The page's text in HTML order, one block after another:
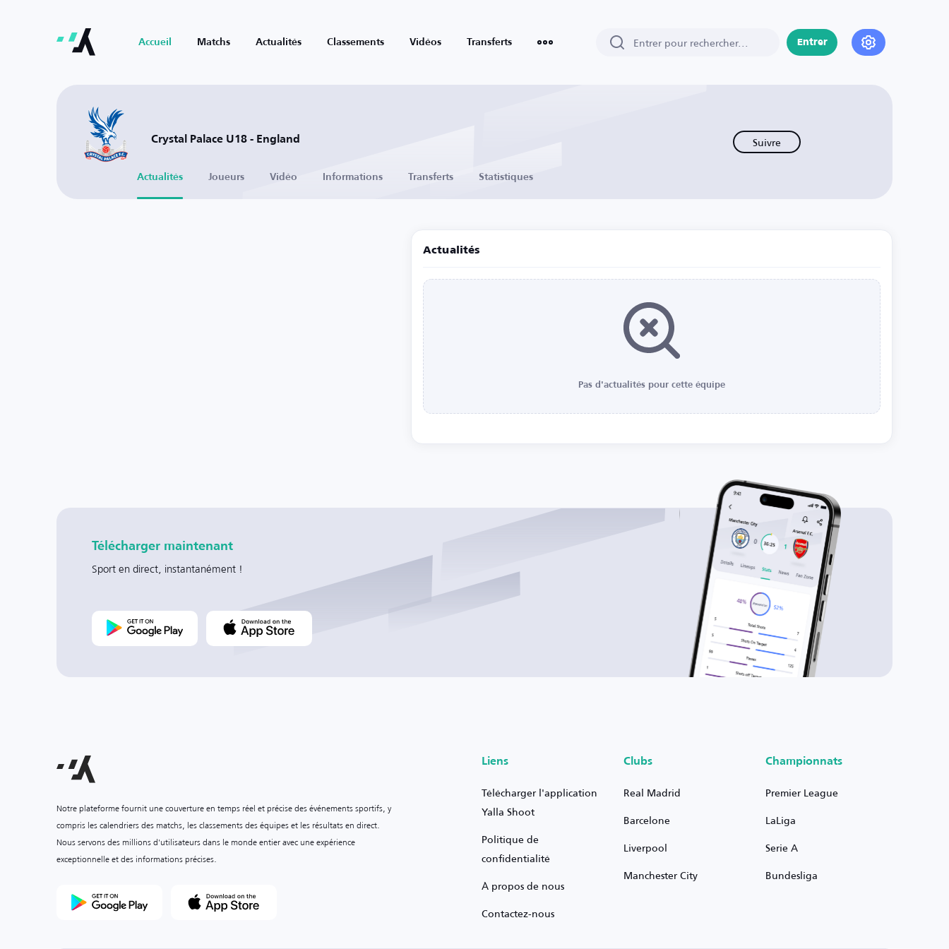
Accueil Matchs Actualités Classements Vidéos Transferts Entrer
Crystal Palace U18 - England Suivre
Actualités Joueurs Vidéo Informations Transferts Statistiques
Actualités
Pas d'actualités pour cette équipe
Télécharger maintenant
Sport en direct, instantanément !
Notre plateforme fournit une couverture en temps réel et précise des événements sportifs, y
compris les calendriers des matchs, les classements des équipes et les résultats en direct.
Nous servons des millions d'utilisateurs dans le monde entier avec une expérience
exceptionnelle et des informations précises.
Liens
Télécharger l'application
Yalla Shoot
Politique de
confidentialité
À propos de nous
Contactez-nous
Clubs
Real Madrid
Barcelone
Liverpool
Manchester City
Championnats
Premier League
LaLiga
Serie A
Bundesliga